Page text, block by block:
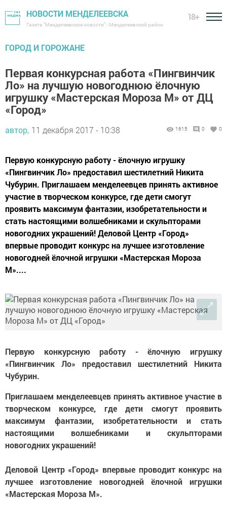
НОВОСТИ МЕНДЕЛЕЕВСКА
Газета "Менделеевские новости" - Менделеевский район
18+
ГОРОД И ГОРОЖАНЕ
Первая конкурсная работа «Пингвинчик
Ло» на лучшую новогоднюю ёлочную
игрушку «Мастерская Мороза М» от ДЦ
«Город»
автор, 11 декабря 2017 - 10:38 1615 0 0
Первую конкурсную работу - ёлочную игрушку
«Пингвинчик Ло» предоставил шестилетний Никита
Чубурин. Приглашаем менделеевцев принять активное
участие в творческом конкурсе, где дети смогут
проявить максимум фантазии, изобретательности и
стать настоящими волшебниками и скульпторами
новогодних украшений! Деловой Центр «Город»
впервые проводит конкурс на лучшее изготовление
новогодней ёлочной игрушки «Мастерская Мороза
М»....
Первую конкурсную работу - ёлочную игрушку
«Пингвинчик Ло» предоставил шестилетний Никита
Чубурин.
Приглашаем менделеевцев принять активное участие в
творческом конкурсе, где дети смогут проявить
максимум фантазии, изобретательности и стать
настоящими волшебниками и скульпторами
новогодних украшений!
Деловой Центр «Город» впервые проводит конкурс на
лучшее изготовление новогодней ёлочной игрушки
«Мастерская Мороза М».